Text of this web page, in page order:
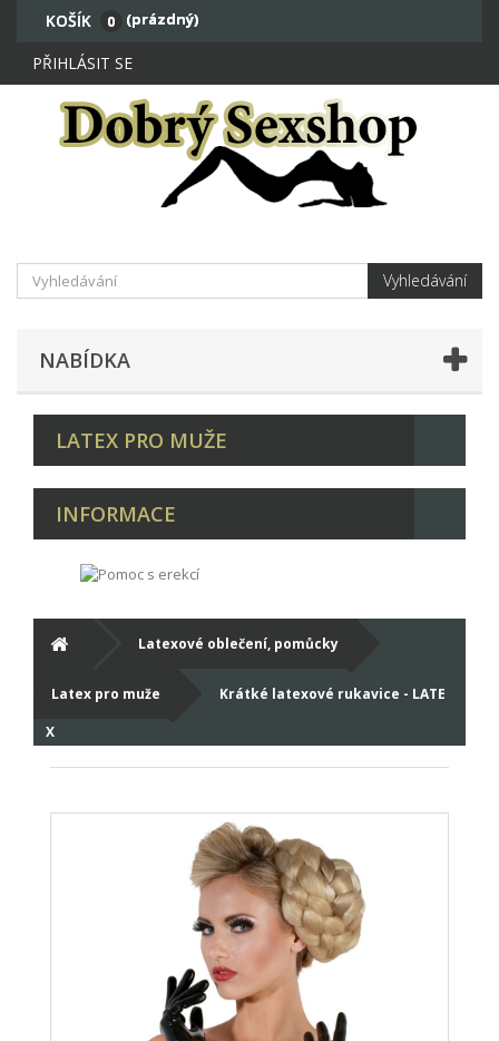
KOŠÍK 0 (prázdný)
PŘIHLÁSIT SE
Vyhledávání
NABÍDKA
LATEX PRO MUŽE
INFORMACE
Latexové oblečení, pomůcky
Latex pro muže
Krátké latexové rukavice - LATE
X